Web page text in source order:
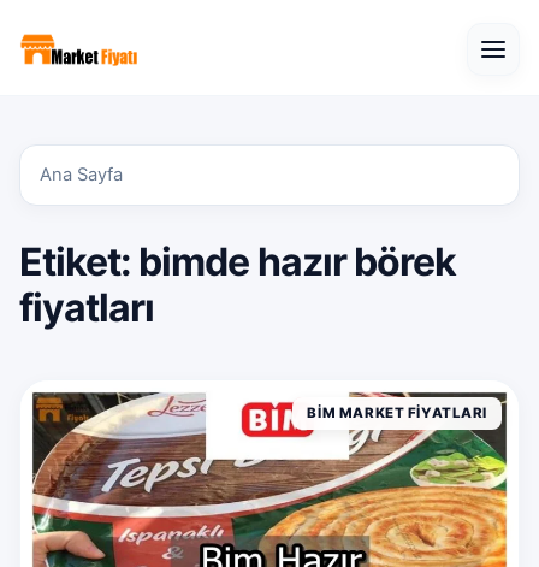
Ana Sayfa
Etiket: bimde hazır börek
fiyatları
BIM MARKET FIYATLARI